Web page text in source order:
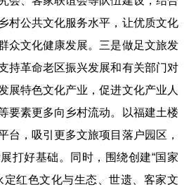
村公共文化服务水平，让优质文化
众文化健康发展。三是做足文旅发
持革命老区振兴发展和有关部门对
展特色文化产业，促进文化产业人
要素更多向乡村流动。以福建土楼
台，吸引更多文旅项目落户园区，
打好基础。同时，围绕创建“国家
定红色文化与生态、世遗、客家文